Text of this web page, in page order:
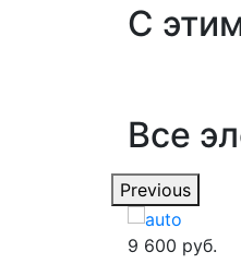
С
Все
Previous
9 600 руб.